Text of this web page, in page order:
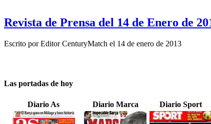
Revista de Prensa del 14 de Enero de
Escrito porEditor CenturyMatch el 14 de enero de 2013
Las portadas de hoy
Diario As Diario Marca Diario Sport